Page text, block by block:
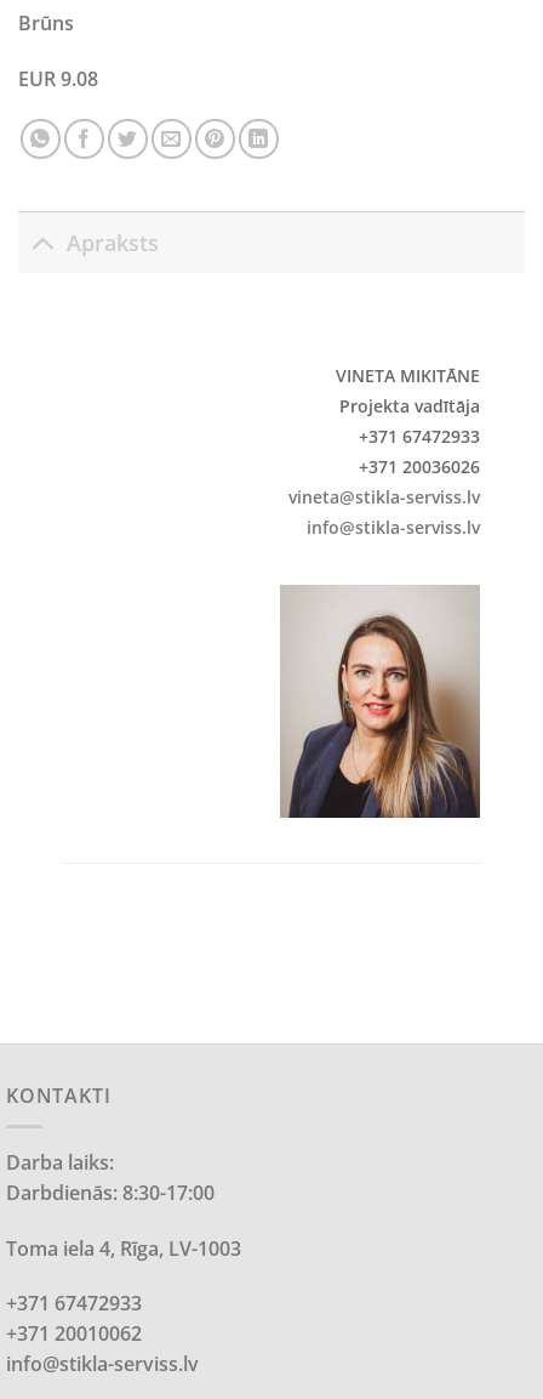
Brūns
EUR 9.08
Apraksts
VINETA MIKITĀNE
Projekta vadītāja
+371 67472933
+371 20036026
vineta@stikla-serviss.lv
info@stikla-serviss.lv
KONTAKTI
Darba laiks:
Darbdienās: 8:30-17:00
Toma iela 4, Rīga, LV-1003
+371 67472933
+371 20010062
info@stikla-serviss.lv